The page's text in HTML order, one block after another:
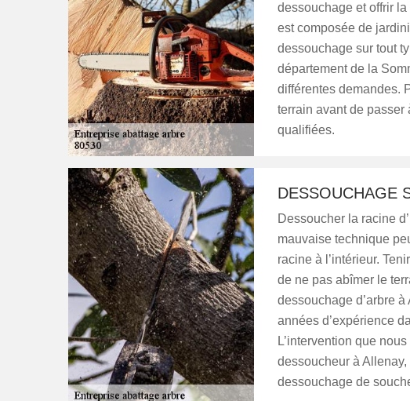
dessouchage et offrir
est composée de
dessouchage sur tout
département de la
différentes demandes.
terrain avant de passer
qualifiées.
DESSOUCHAGE
Dessoucher la racine
mauvaise technique
racine à l’intérieur.
de ne pas abîmer le
dessouchage d’arbre
années d’expérience
L’intervention que
dessoucheur à
dessouchage de